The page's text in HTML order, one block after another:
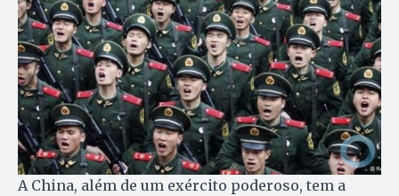
A China, além de um exército poderoso, tem a